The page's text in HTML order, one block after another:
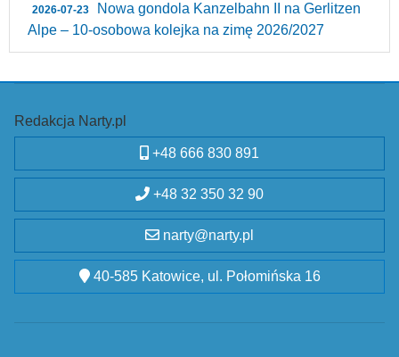
2026-07-23
Nowa gondola Kanzelbahn II na Gerlitzen
Alpe – 10‑osobowa kolejka na zimę 2026/2027
Redakcja Narty.pl
+48 666 830 891
+48 32 350 32 90
narty@narty.pl
40-585 Katowice, ul. Połomińska 16